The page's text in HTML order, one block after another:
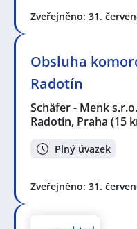
Zveřejněno: 31.
Obsluha
Radotín
Schäfer - Menk s.r.o.
Radotín, Praha (15
Plný úvazek
Zveřejněno: 31.